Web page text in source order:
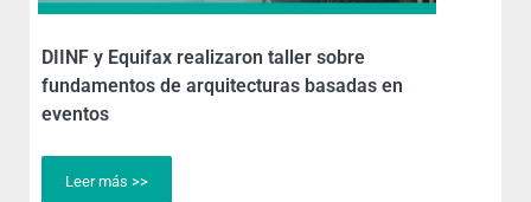
DIINF y Equifax realizaron taller sobre
fundamentos de arquitecturas basadas en
eventos
Leer más >>